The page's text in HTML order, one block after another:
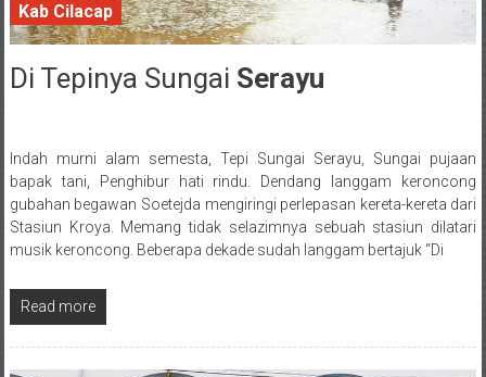
Kab Cilacap
18 December 2017
Di Tepinya Sungai Serayu
Posted By: wirawan
Indah murni alam semesta, Tepi Sungai Serayu, Sungai pujaan
bapak tani, Penghibur hati rindu. Dendang langgam keroncong
gubahan begawan Soetejda mengiringi perlepasan kereta-kereta dari
Stasiun Kroya. Memang tidak selazimnya sebuah stasiun dilatari
musik keroncong. Beberapa dekade sudah langgam bertajuk “Di
Read more